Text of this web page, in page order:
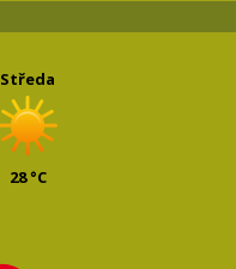
Středa
28 °C